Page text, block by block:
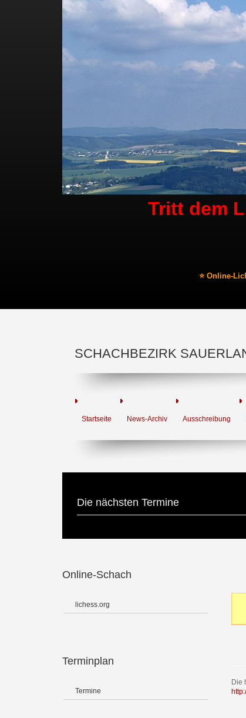
Tritt dem
⭐ Online-
SCHACHBEZIRK
Startseite News-Archiv Ausschreibung
Die nächsten Termine
Online-Schach
lichess.org
Terminplan
Termine
Die